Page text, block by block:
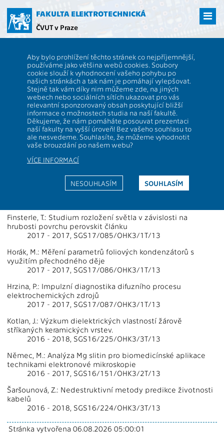
hlavní
obsah
FAKULTA ELEKTROTECHNICKÁ
ČVUT v Praze
Aby bylo prohlížení těchto stránek co nejpříjemnější,
používáme jako většina webů cookies. Soubory
cookie slouží k vyhodnocení vašeho pohybu po
našich stránkách a tak nám je pomáhají vylepšovat.
Stejně tak vám díky nim můžeme zde, na jiných
webech nebo sociálních sítích ukazovat pro vás
relevantní sponzorovaný obsah poskytující bližší
informace o možnostech studia na naší fakultě.
Děkujeme, že nám pomáháte posouvat prezentaci
naší fakulty na vyšší úroveň! Bez vašeho souhlasu to
ale nesvedeme. Souhlasíte, že můžeme vyhodnotit
vaše brouzdání po našem webu?
VÍCE INFORMACÍ
SOUHLASÍM
NESOUHLASÍM
13000 / 13113 - katedra
elektrotechnologie
Projekty podporované granty 2017
Černá, L.: Performance and Reliability of Photovoltaic
Systems: Evaluations of Large-Scale Monitoring Data
2017 - 2021, CA16235
Černá, L.: Centrum pokročilé fotovoltaiky
2017 - 2023, CZ.02.1.01/0.0/0.0/15_003/0000464
Dušek, K.: Spolehlivost pájených spojů
Finsterle, T.: Studium rozložení světla v závislosti na
hrubosti povrchu perovskit článku
2017 - 2017, SGS17/085/OHK3/1T/13
Horák, M.: Měření parametrů foliových kondenzátorů s
využitím přechodného děje
2017 - 2017, SGS17/086/OHK3/1T/13
Hrzina, P.: Impulzní diagnostika difuzního procesu
elektrochemických zdrojů
2017 - 2017, SGS17/087/OHK3/1T/13
Kotlan, J.: Výzkum dielektrických vlastností žárově
stříkaných keramických vrstev.
2016 - 2018, SGS16/225/OHK3/3T/13
Němec, M.: Analýza Mg slitin pro biomedicínské aplikace
technikami elektronové mikroskopie
2016 - 2017, SGS16/151/OHK3/2T/13
Šaršounová, Z.: Nedestruktivní metody predikce životnosti
kabelů
2016 - 2018, SGS16/224/OHK3/3T/13
Stránka vytvořena 06.08.2026 05:00:01